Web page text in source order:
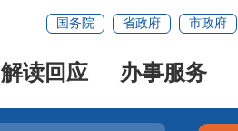
国务院 省政府 市政府
解读回应 办事服务